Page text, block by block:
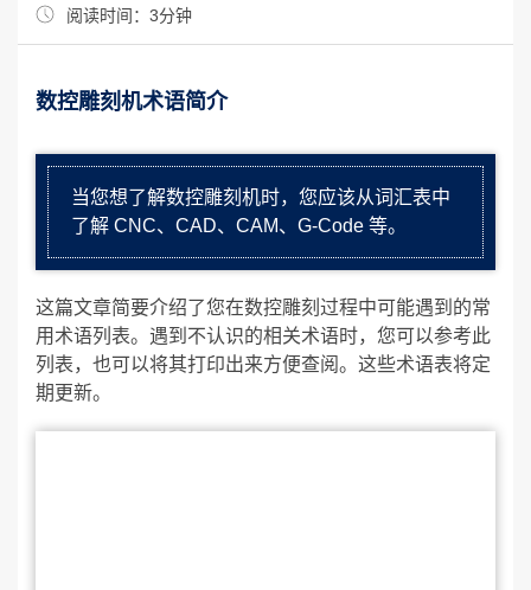
阅读时间：3分钟
数控雕刻机术语简介
当您想了解数控雕刻机时，您应该从词汇表中
了解 CNC、CAD、CAM、G-Code 等。
这篇文章简要介绍了您在数控雕刻过程中可能遇到的常
用术语列表。遇到不认识的相关术语时，您可以参考此
列表，也可以将其打印出来方便查阅。这些术语表将定
期更新。